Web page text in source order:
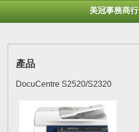
美冠事務商行
產品
DocuCentre S2520/S2320